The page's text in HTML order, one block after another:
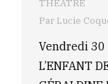
THÉÂTRE
Par Lucie
Vendredi
L’ENFANT